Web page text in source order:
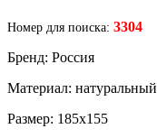
Номер для поиска: 3304
Бренд: Россия
Материал:
Размер: 185х155